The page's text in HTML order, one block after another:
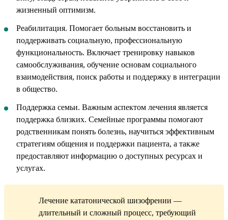
жизненный оптимизм.
Реабилитация. Помогает больным восстановить и
поддерживать социальную, профессиональную
функциональность. Включает тренировку навыков
самообслуживания, обучение основам социального
взаимодействия, поиск работы и поддержку в интеграции
в общество.
Поддержка семьи. Важным аспектом лечения является
поддержка близких. Семейные программы помогают
родственникам понять болезнь, научиться эффективным
стратегиям общения и поддержки пациента, а также
предоставляют информацию о доступных ресурсах и
услугах.
Лечение кататонической шизофрении —
длительный и сложный процесс, требующий